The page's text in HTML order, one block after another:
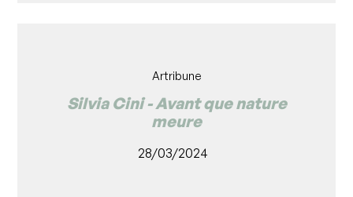
Artribune
Silvia Cini - Avant que nature
meure
28/03/2024